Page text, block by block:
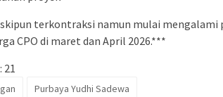
terkontraksi namun mulai mengalami
CPO di maret dan April 2026.***
21
Purbaya Yudhi Sadewa